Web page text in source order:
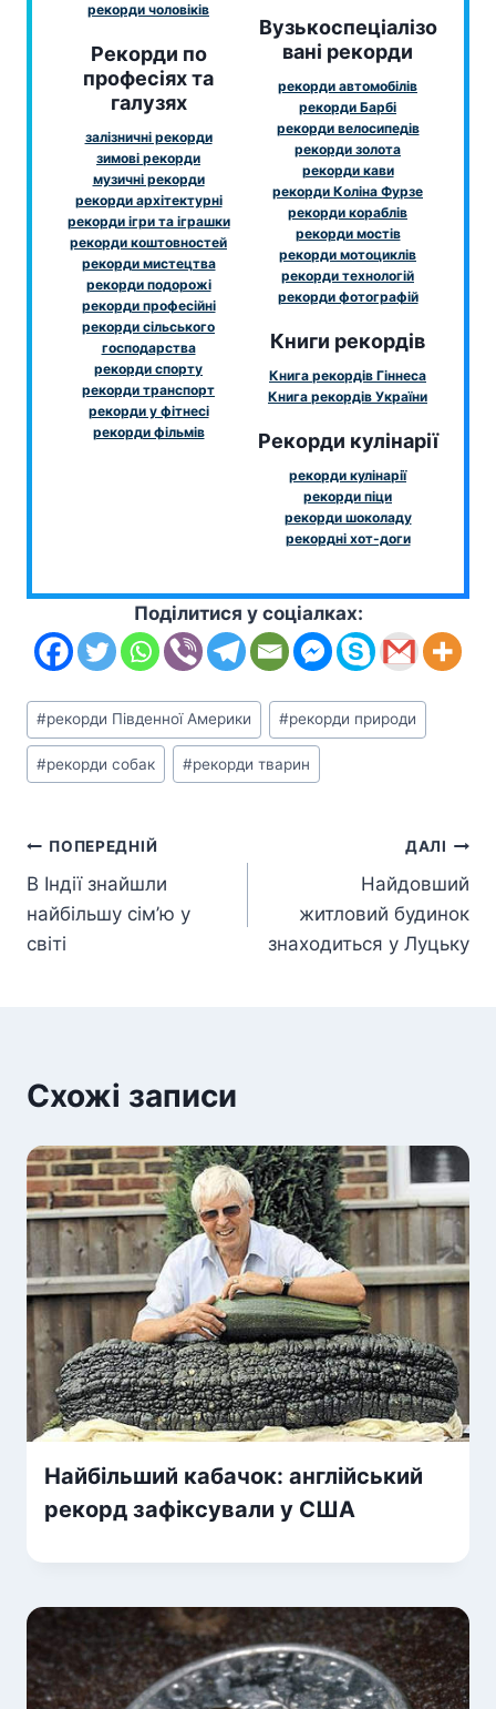
рекорди чоловіків
Рекорди по
професіях та
галузях
залізничні рекорди
зимові рекорди
музичні рекорди
рекорди архітектурні
рекорди ігри та іграшки
рекорди коштовностей
рекорди мистецтва
рекорди подорожі
рекорди професійні
рекорди сільського
господарства
рекорди спорту
рекорди транспорт
рекорди у фітнесі
рекорди фільмів
Вузькоспеціалізо
вані рекорди
рекорди автомобілів
рекорди Барбі
рекорди велосипедів
рекорди золота
рекорди кави
рекорди Коліна Фурзе
рекорди кораблів
рекорди мостів
рекорди мотоциклів
рекорди технологій
рекорди фотографій
Книги рекордів
Книга рекордів Гіннеса
Книга рекордів України
Рекорди кулінарії
рекорди кулінарії
рекорди піци
рекорди шоколаду
рекордні хот-доги
Поділитися у соціалках:
Позначки
запису:
#рекорди Південної Америки #рекорди природи
#рекорди собак #рекорди тварин
Навігація
записів
ПОПЕРЕДНІЙ
В Індії знайшли
найбільшу сім’ю у
світі
ДАЛІ
Найдовший
житловий будинок
знаходиться у Луцьку
Схожі записи
Найбільший кабачок: англійський
рекорд зафіксували у США